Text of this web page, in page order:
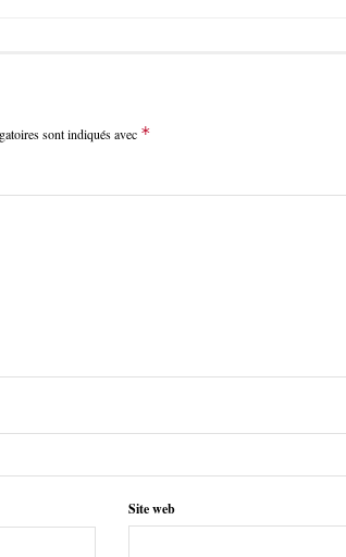
sont indiqués avec *
Site web